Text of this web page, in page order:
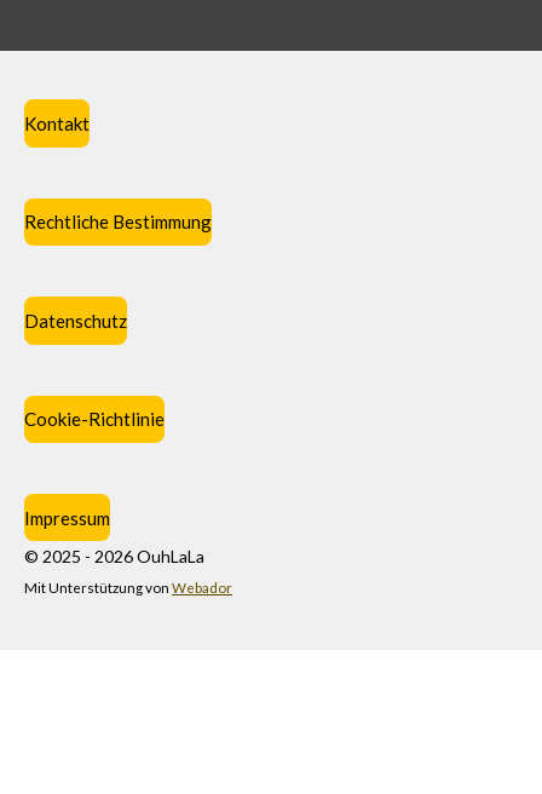
Kontakt
Rechtliche Bestimmung
Datenschutz
Cookie-Richtlinie
Impressum
© 2025 - 2026 OuhLaLa
Mit Unterstützung von Webador